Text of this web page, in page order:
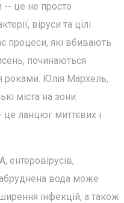
-- це не просто
віруси та цілі
процеси, які вбивають
починаються
роками. Юлія Мархель,
міста на зони
це ланцюг миттєвих і
ентеровірусів,
вода може
інфекцій, а також